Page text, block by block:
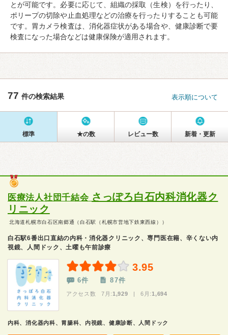
とが可能です。必要に応じて、組織の採取（生検）を行ったり、
ポリープの切除や止血処理などの治療を行ったりすることも可能
です。胃カメラ検査は、消化器症状がある場合や、健康診断で要
検査になった場合などは健康保険が適用されます。
77 件の検索結果 表示順について
標準 ★の数 レビュー数 新着・更新
医療法人社団千結会 さっぽろ白石内科消化器ク
リニック
北海道札幌市白石区南郷通（白石駅（札幌市営地下鉄東西線））
白石駅6番出口直結の内科・消化器クリニック、専門医在籍、辛くない内
視鏡、人間ドック、土曜も午前診療
3.95
6件 87件
アクセス数 7月: 1,929 | 6月: 1,694
内科、消化器内科、胃腸科、内視鏡、健康診断、人間ドック